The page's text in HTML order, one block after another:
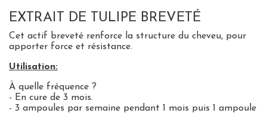
EXTRAIT DE TULIPE BREVETÉ
Cet actif breveté renforce la structure du cheveu, pour
apporter force et résistance.
Utilisation:
À quelle fréquence ?
- En cure de 3 mois.
- 3 ampoules par semaine pendant 1 mois puis 1 ampoule